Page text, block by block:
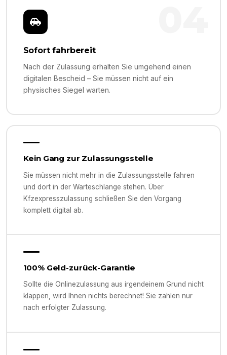
Sofort fahrbereit
Nach der Zulassung erhalten Sie umgehend einen
digitalen Bescheid – Sie müssen nicht auf ein
physisches Siegel warten.
Kein Gang zur Zulassungsstelle
Sie müssen nicht mehr in die Zulassungsstelle fahren
und dort in der Warteschlange stehen. Über
Kfzexpresszulassung schließen Sie den Vorgang
komplett digital ab.
100% Geld-zurück-Garantie
Sollte die Onlinezulassung aus irgendeinem Grund nicht
klappen, wird Ihnen nichts berechnet! Sie zahlen nur
nach erfolgter Zulassung.